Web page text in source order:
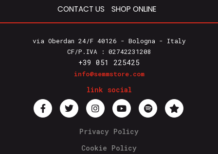
CONTACT US
SHOP ONLINE
via Oberdan 24/F 40126 - Bologna - Italy
CF/P.IVA : 02742231208
+39 051 225425
info@semmstore.com
link social
Privacy Policy
Cookie Policy